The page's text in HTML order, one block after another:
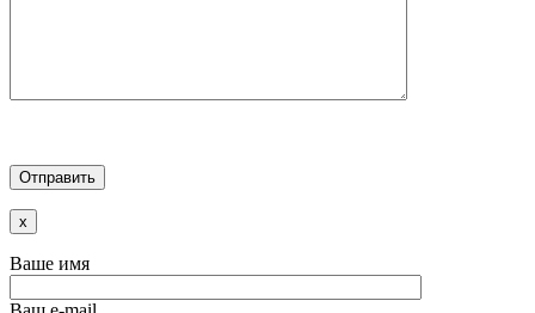
x
Ваше имя